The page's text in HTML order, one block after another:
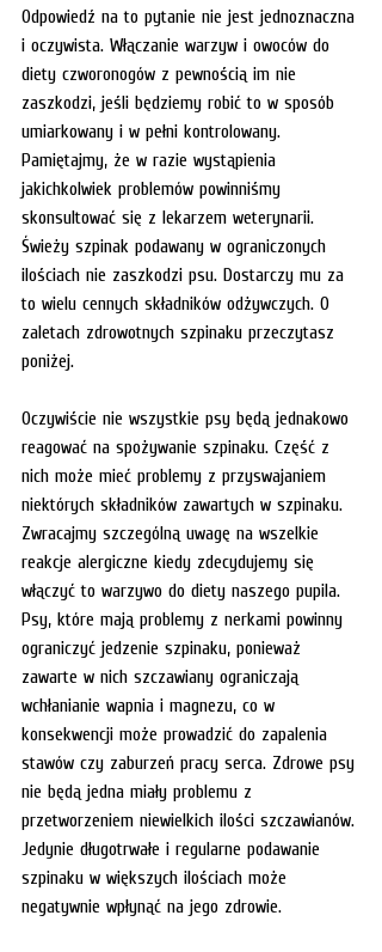
Odpowiedź na to pytanie nie jest jednoznaczna
i oczywista. Włączanie warzyw i owoców do
diety czworonogów z pewnością im nie
zaszkodzi, jeśli będziemy robić to w sposób
umiarkowany i w pełni kontrolowany.
Pamiętajmy, że w razie wystąpienia
jakichkolwiek problemów powinniśmy
skonsultować się z lekarzem weterynarii.
Świeży szpinak podawany w ograniczonych
ilościach nie zaszkodzi psu. Dostarczy mu za
to wielu cennych składników odżywczych. O
zaletach zdrowotnych szpinaku przeczytasz
poniżej.
Oczywiście nie wszystkie psy będą jednakowo
reagować na spożywanie szpinaku. Część z
nich może mieć problemy z przyswajaniem
niektórych składników zawartych w szpinaku.
Zwracajmy szczególną uwagę na wszelkie
reakcje alergiczne kiedy zdecydujemy się
włączyć to warzywo do diety naszego pupila.
Psy, które mają problemy z nerkami powinny
ograniczyć jedzenie szpinaku, ponieważ
zawarte w nich szczawiany ograniczają
wchłanianie wapnia i magnezu, co w
konsekwencji może prowadzić do zapalenia
stawów czy zaburzeń pracy serca. Zdrowe psy
nie będą jedna miały problemu z
przetworzeniem niewielkich ilości szczawianów.
Jedynie długotrwałe i regularne podawanie
szpinaku w większych ilościach może
negatywnie wpłynąć na jego zdrowie.